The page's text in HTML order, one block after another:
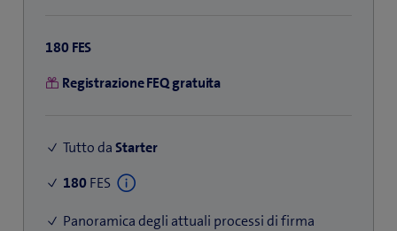
180 FES
Registrazione FEQ gratuita
Tutto daStarter
180FES
Panoramica degli attuali processi di firma